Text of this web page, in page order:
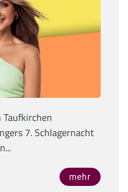
Taufkirchen
7. Schlagernacht
mehr